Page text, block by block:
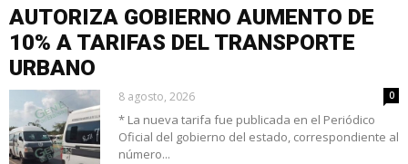
AUTORIZA GOBIERNO AUMENTO DE
10% A TARIFAS DEL TRANSPORTE
URBANO
8 agosto, 2026 0
* La nueva tarifa fue publicada en el Periódico
Oficial del gobierno del estado, correspondiente al
número...